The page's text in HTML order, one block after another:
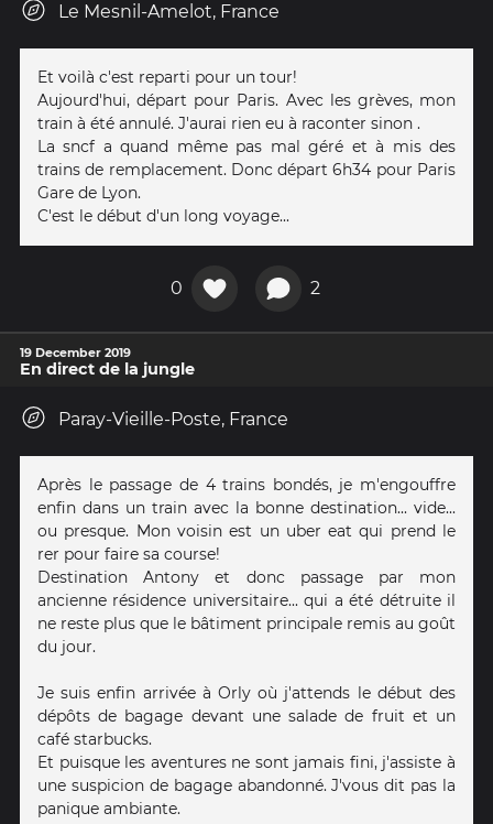
Le Mesnil-Amelot, France
Et voilà c'est reparti pour un tour!
Aujourd'hui, départ pour Paris. Avec les grèves, mon
train à été annulé. J'aurai rien eu à raconter sinon .
La sncf a quand même pas mal géré et à mis des
trains de remplacement. Donc départ 6h34 pour Paris
Gare de Lyon.
C'est le début d'un long voyage...
0 2
19 December 2019
En direct de la jungle
Paray-Vieille-Poste, France
Après le passage de 4 trains bondés, je m'engouffre
enfin dans un train avec la bonne destination... vide...
ou presque. Mon voisin est un uber eat qui prend le
rer pour faire sa course!
Destination Antony et donc passage par mon
ancienne résidence universitaire... qui a été détruite il
ne reste plus que le bâtiment principale remis au goût
du jour.
Je suis enfin arrivée à Orly où j'attends le début des
dépôts de bagage devant une salade de fruit et un
café starbucks.
Et puisque les aventures ne sont jamais fini, j'assiste à
une suspicion de bagage abandonné. J'vous dit pas la
panique ambiante.